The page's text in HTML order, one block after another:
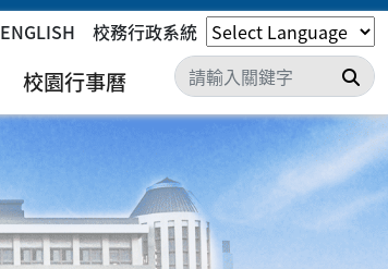
ENGLISH 校務行政系統
校園行事曆 搜